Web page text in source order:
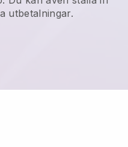
utbetalningar.